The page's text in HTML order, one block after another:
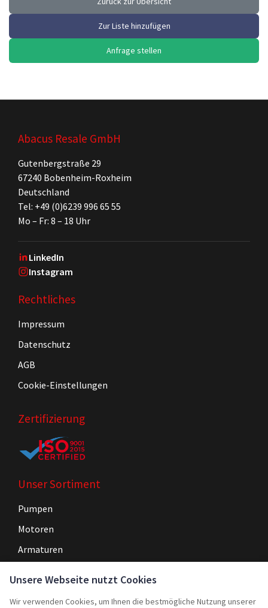
Zur Liste hinzufügen
Anfrage stellen
Abacus Resale GmbH
Gutenbergstraße 29
67240 Bobenheim-Roxheim
Deutschland
Tel: +49 (0)6239 996 65 55
Mo – Fr: 8 – 18 Uhr
LinkedIn
Instagram
Rechtliches
Impressum
Datenschutz
AGB
Cookie-Einstellungen
Zertifizierung
Unser Sortiment
Pumpen
Motoren
Armaturen
Navigation
Unsere Webseite nutzt Cookies
Wir verwenden Cookies, um Ihnen die bestmögliche Nutzung unserer